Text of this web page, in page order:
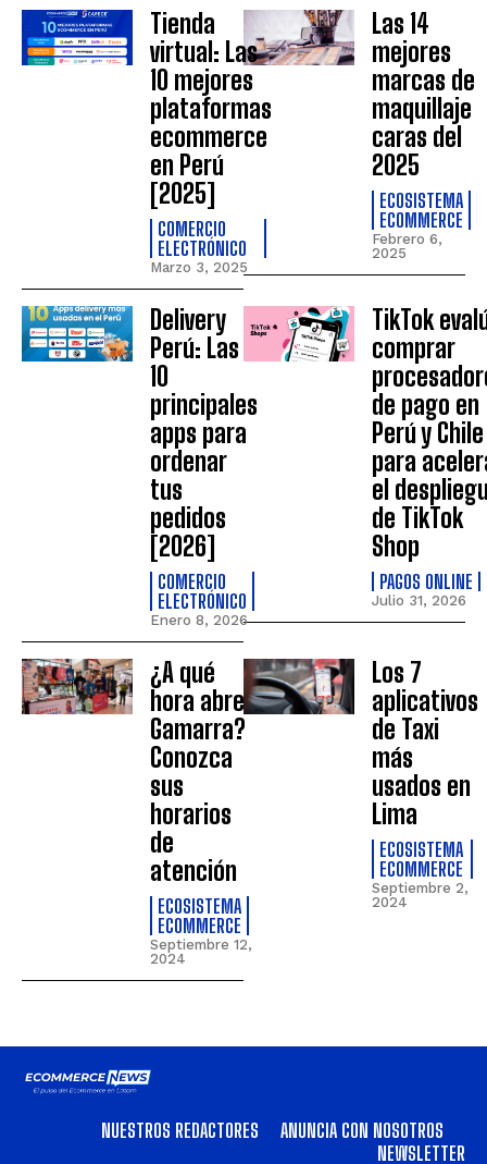
Tienda
virtual: Las
10 mejores
plataformas
ecommerce
en Perú
[2025]
COMERCIO
ELECTRÓNICO
Marzo 3, 2025
Las 14
mejores
marcas de
maquillaje
caras del
2025
ECOSISTEMA
ECOMMERCE
Febrero 6,
2025
Delivery
Perú: Las
10
principales
apps para
ordenar
tus
pedidos
[2026]
COMERCIO
ELECTRÓNICO
Enero 8, 2026
TikTok
comprar
de pago en
Perú y Chile
para
el
de TikTok
Shop
PAGOS ONLINE
Julio 31, 2026
¿A qué
hora abre
Gamarra?
Conozca
sus
horarios
de
atención
ECOSISTEMA
ECOMMERCE
Septiembre 12,
2024
Los 7
aplicativos
de Taxi
más
usados en
Lima
ECOSISTEMA
ECOMMERCE
Septiembre 2,
2024
NUESTROS REDACTORES
ANUNCIA CON NOSOTROS
NEWSLETTER